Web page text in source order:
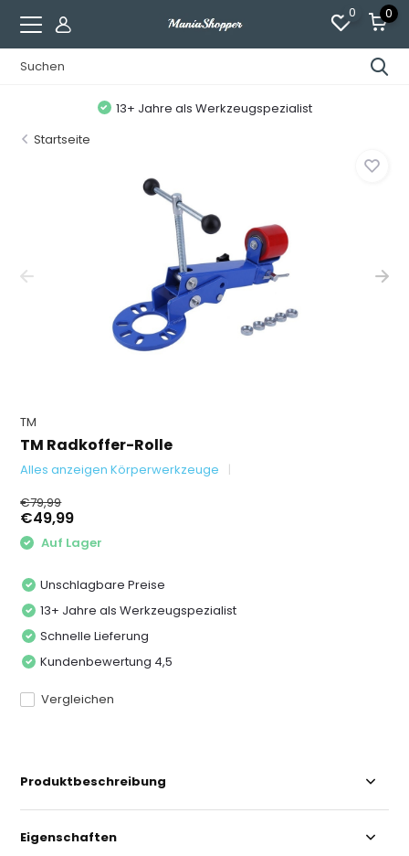
0 0
13+ Jahre als Werkzeugspezialist
Startseite
TM
TM Radkoffer-Rolle
Alles anzeigen Körperwerkzeuge
€79,99
€49,99
Auf Lager
Unschlagbare Preise
13+ Jahre als Werkzeugspezialist
Schnelle Lieferung
Kundenbewertung 4,5
Vergleichen
Produktbeschreibung
Eigenschaften